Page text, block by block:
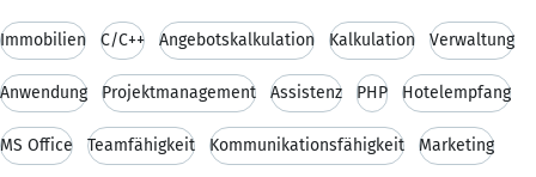
Immobilien C/C++ Angebotskalkulation Kalkulation Verwaltung
Anwendung Projektmanagement Assistenz PHP Hotelempfang
MS Office Teamfähigkeit Kommunikationsfähigkeit Marketing